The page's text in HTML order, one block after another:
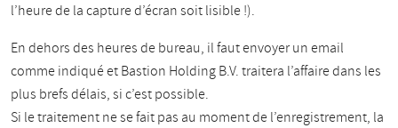
l’heure de la capture d’écran soit lisible !).
En dehors des heures de bureau, il faut envoyer un email
comme indiqué et Bastion Holding B.V. traitera l’affaire dans les
plus brefs délais, si c’est possible.
Si le traitement ne se fait pas au moment de l’enregistrement, la